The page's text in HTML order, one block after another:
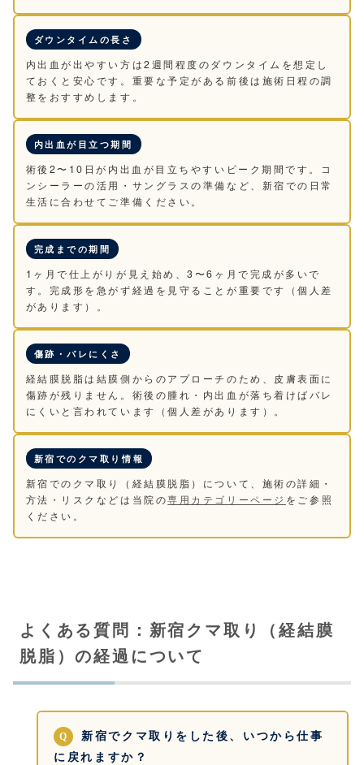
ダウンタイムの長さ
内出血が出やすい方は2週間程度のダウンタイムを想定し
ておくと安心です。重要な予定がある前後は施術日程の調
整をおすすめします。
内出血が目立つ期間
術後2〜10日が内出血が目立ちやすいピーク期間です。コ
ンシーラーの活用・サングラスの準備など、新宿での日常
生活に合わせてご準備ください。
完成までの期間
1ヶ月で仕上がりが見え始め、3〜6ヶ月で完成が多いで
す。完成形を急がず経過を見守ることが重要です（個人差
があります）。
傷跡・バレにくさ
経結膜脱脂は結膜側からのアプローチのため、皮膚表面に
傷跡が残りません。術後の腫れ・内出血が落ち着けばバレ
にくいと言われています（個人差があります）。
新宿でのクマ取り情報
新宿でのクマ取り（経結膜脱脂）について、施術の詳細・
方法・リスクなどは当院の専用カテゴリーページ をご参照
ください。
よくある質問：新宿クマ取り（経結膜
脱脂）の経過について
新宿でクマ取りをした後、いつから仕事
に戻れますか？